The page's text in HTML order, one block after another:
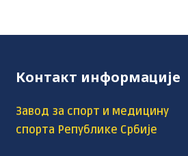
Контакт информације
Завод за спорт и медицину
спорта Републике Србије